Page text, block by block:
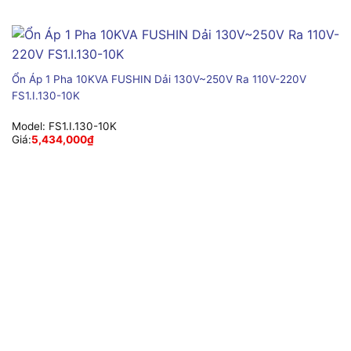
Ổn Áp 1 Pha 10KVA FUSHIN Dải 130V~250V Ra 110V-220V
FS1.I.130-10K
Model: FS1.I.130-10K
Giá:5,434,000₫